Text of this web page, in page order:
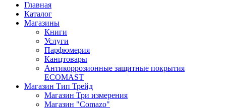
Главная
Каталог
Магазины
Книги
Услуги
Парфюмерия
Канцтовары
Антикоррозионные защитные покрытия
ECOMAST
Магазин Тип Трейд
Магазин Три измерения
Магазин "Comazo"